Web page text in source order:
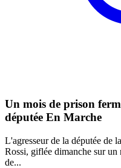
Un mois de prison
députée En Marche
L'agresseur de la députée de
Rossi, giflée dimanche sur un
de...